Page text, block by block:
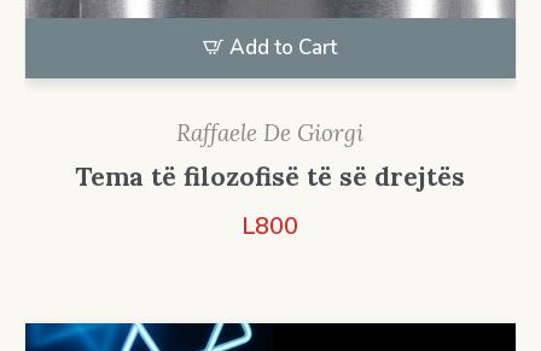
Add to Cart
Raffaele De Giorgi
Tema të filozofisë të së drejtës
L800